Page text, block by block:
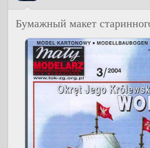
Бумажный макет